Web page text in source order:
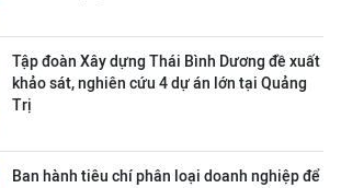
Tập đoàn Xây dựng Thái Bình Dương đề xuất
khảo sát, nghiên cứu 4 dự án lớn tại Quảng
Trị
Ban hành tiêu chí phân loại doanh nghiệp để